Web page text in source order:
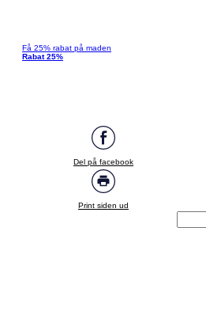
Få 25% rabat på maden
Rabat 25%
Del på facebook
Print siden ud